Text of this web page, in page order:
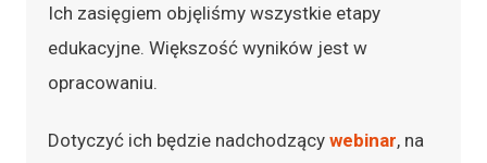
Ich zasięgiem objęliśmy wszystkie etapy
edukacyjne. Większość wyników jest w
opracowaniu.
Dotyczyć ich będzie nadchodzący webinar, na